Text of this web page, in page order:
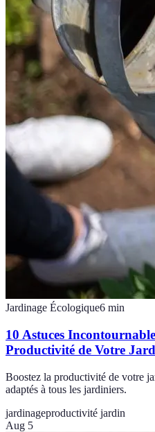
Jardinage Écologique6 min
10 Astuces
Productivité de Votre
Boostez la productivité de votre
adaptés à tous les jardiniers.
jardinageproductivité jardin
Aug 5